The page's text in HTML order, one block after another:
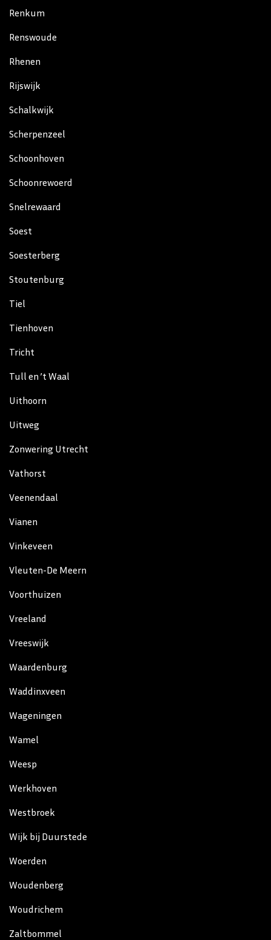
Renkum
Renswoude
Rhenen
Rijswijk
Schalkwijk
Scherpenzeel
Schoonhoven
Schoonrewoerd
Snelrewaard
Soest
Soesterberg
Stoutenburg
Tiel
Tienhoven
Tricht
Tull en ’t Waal
Uithoorn
Uitweg
Zonwering Utrecht
Vathorst
Veenendaal
Vianen
Vinkeveen
Vleuten-De Meern
Voorthuizen
Vreeland
Vreeswijk
Waardenburg
Waddinxveen
Wageningen
Wamel
Weesp
Werkhoven
Westbroek
Wijk bij Duurstede
Woerden
Woudenberg
Woudrichem
Zaltbommel